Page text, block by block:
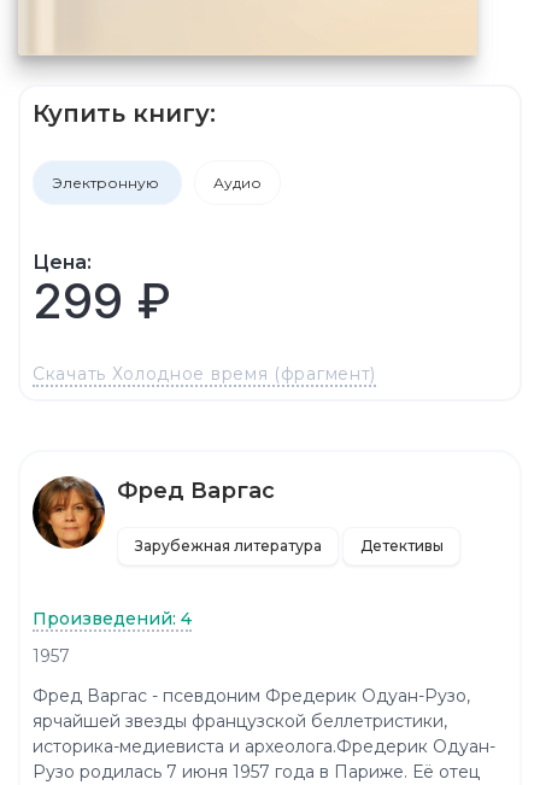
Купить книгу:
Электронную Аудио
Цена:
299 ₽
Скачать Холодное время (фрагмент)
Фред Варгас
Зарубежная литература Детективы
Произведений: 4
1957
Фред Варгас - псевдоним Фредерик Одуан-Рузо,
ярчайшей звезды французской беллетристики,
историка-медиевиста и археолога.Фредерик Одуан-
Рузо родилась 7 июня 1957 года в Париже. Её отец